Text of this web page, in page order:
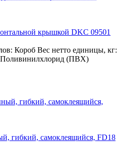
крышкой DKC 09501
Короб Вес нетто единицы, кг:
Поливинилхлорид (ПВХ)
гибкий, самоклеящийся, FD18